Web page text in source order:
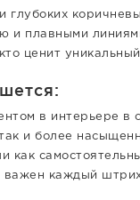
глубоких
и плавными
ценит
в интерьере в
и более
как
важен каждый